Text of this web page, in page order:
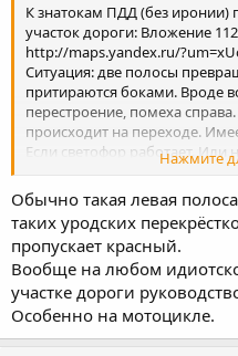
К знатокам ПДД (без иронии)
участок дороги: Вложение
http://maps.yandex.ru/
Ситуация: две полосы
притираются боками. Вроде
перестроение, помеха
происходит на переходе.
Если светофор работает. Или
мигающий. Бывает так.
Проезжая светофор
вроде как никаких
посматривать в правое
обгоняющая по правому
Обидно, да.
Нажмите
Обычно такая левая
таких уродских
пропускает красный.
Вообще на любом
участке дороги
Особенно на мотоцикле.